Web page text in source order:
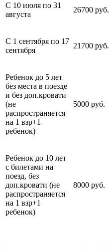
С 10 июля по 31
августа
26700 руб.
С 1 сентября по 17
сентября
21700 руб.
Ребенок до 5 лет
без места в поезде
и без доп.кровати
(не
распространяется
на 1 взр+1
ребенок)
5000 руб.
Ребенок до 10 лет
с билетами на
поезд, без
доп.кровати (не
распространяется
на 1 взр+1
ребенок)
8000 руб.